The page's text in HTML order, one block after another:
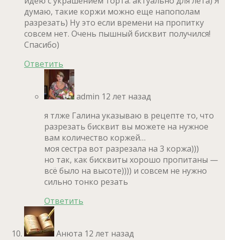
думаю, такие коржи можно еще напополам
разрезать) Ну это если времени на пропитку
совсем нет. Очень пышный бисквит получился!
Спасибо)
Ответить
admin 12 лет назад
я тлже Галина указываю в рецепте то, что
разрезать бисквит вы можете на нужное
вам количество коржей…
моя сестра вот разрезала на 3 коржа)))
но так, как бисквиты хорошо пропитаны —
всё было на высоте)))) и совсем не нужно
сильно тонко резать
Ответить
Анюта 12 лет назад